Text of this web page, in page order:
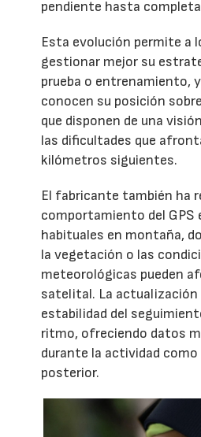
pendiente hasta
Esta evolución permite a
gestionar mejor su
prueba o entrenamiento,
conocen su posición
que disponen de una
las dificultades que
kilómetros siguientes.
El fabricante también ha
comportamiento del GPS
habituales en montaña,
la vegetación o las
meteorológicas pueden
satelital. La actualización
estabilidad del
ritmo, ofreciendo datos
durante la actividad como
posterior.